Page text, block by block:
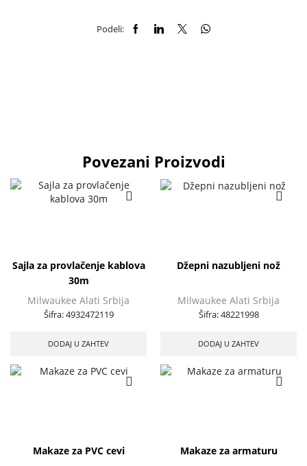
Podeli:
Povezani Proizvodi
Sajla za provlačenje kablova
30m
Milwaukee Alati Srbija
Šifra:4932472119
DODAJ U ZAHTEV
Džepni nazubljeni nož
Milwaukee Alati Srbija
Šifra:48221998
DODAJ U ZAHTEV
Makaze za PVC cevi Makaze za armaturu